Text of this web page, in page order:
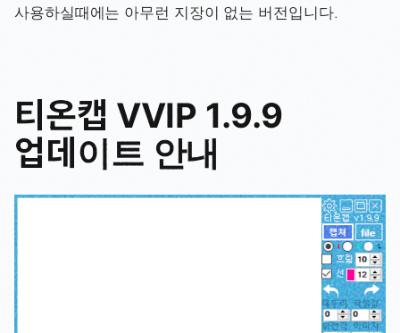
사용하실때에는 아무런 지장이 없는 버전입니다.
티온캡 VVIP 1.9.9
업데이트 안내